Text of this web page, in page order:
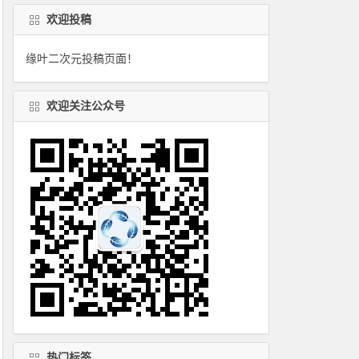
欢迎投稿
缘叶二次元投稿页面！
欢迎关注公众号